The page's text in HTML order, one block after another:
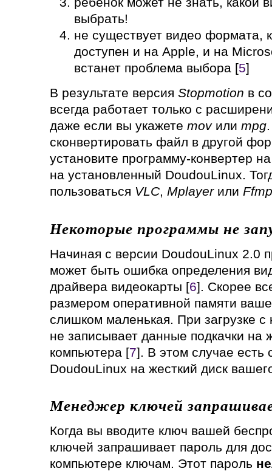
выбрать!
не существует видео формата,
доступен и на Apple, и на
встанет проблема выбора [5]
В результате версия Stopmotion в
всегда работает только с
даже если вы укажете movили mpg
сконвертировать файл в другой
установите программу-конвертер
на установленный DoudouLinux.
пользоваться VLC, Mplayerили
Некоторые программы не
Начиная с версии DoudouLinux 2.0
может быть ошибка определения
драйвера видеокарты [6]. Скорее
размером оперативной памяти
слишком маленькая. При загрузке с
не записывает данные подкачки на
компьютера [7]. В этом случае есть
DoudouLinux на жесткий диск
Менеджер ключей
Когда вы вводите ключ вашей
ключей запрашивает пароль для
компьютере ключам. Этот пароль